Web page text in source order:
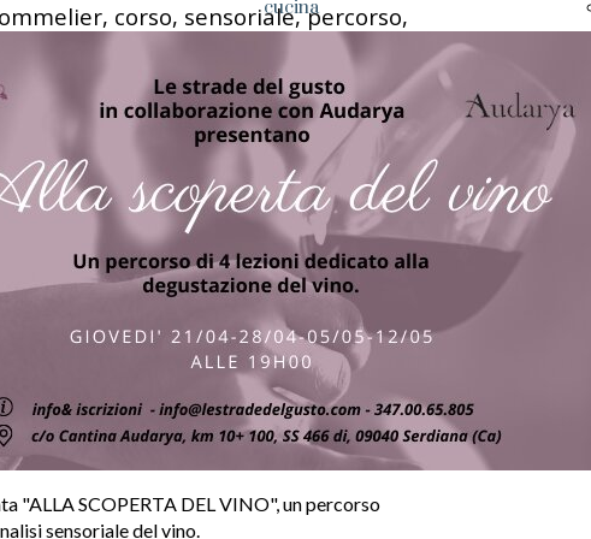
cucina
Mercato
di
Cagliari
Caseificio
Birrificio
corso, sensoriale, percorso,
"ALLA SCOPERTA DEL VINO", un percorso
sensoriale del vino.